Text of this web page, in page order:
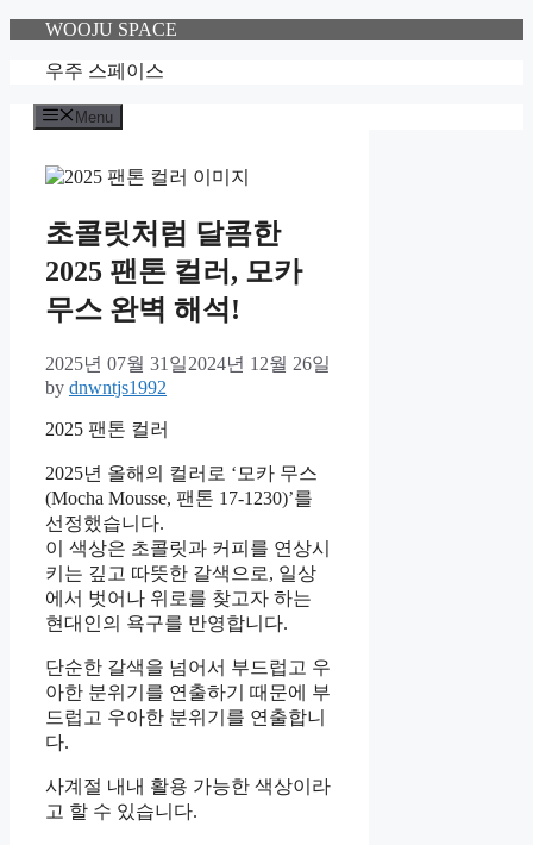
content
WOOJU SPACE
우주 스페이스
Menu
초콜릿처럼 달콤한
2025 팬톤 컬러, 모카
무스 완벽 해석!
2025년 07월 31일2024년 12월 26일
by dnwntjs1992
2025 팬톤 컬러
2025년 올해의 컬러로 ‘모카 무스
(Mocha Mousse, 팬톤 17-1230)’를
선정했습니다.
이 색상은 초콜릿과 커피를 연상시
키는 깊고 따뜻한 갈색으로, 일상
에서 벗어나 위로를 찾고자 하는
현대인의 욕구를 반영합니다.
단순한 갈색을 넘어서 부드럽고 우
아한 분위기를 연출하기 때문에 부
드럽고 우아한 분위기를 연출합니
다.
사계절 내내 활용 가능한 색상이라
고 할 수 있습니다.